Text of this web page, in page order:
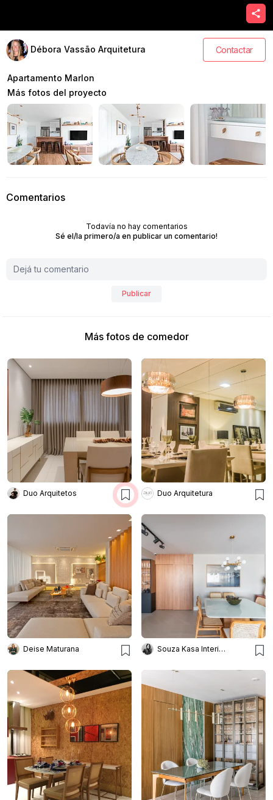
Débora Vassão Arquitetura Contactar
Apartamento Marlon
Más fotos del proyecto
Comentarios
Todavía no hay comentarios
Sé el/la primero/a en publicar un comentario!
Publicar
Más fotos de comedor
Duo Arquitetos Duo Arquitetura
Deise Maturana Souza Kasa Interiores